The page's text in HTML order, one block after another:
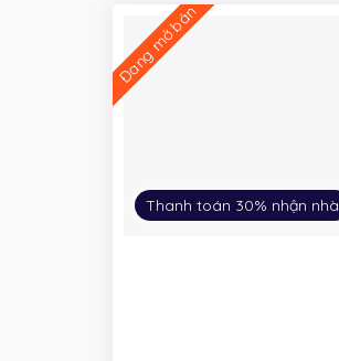
Đang mở bán
Thanh toán 30% nhận nhà